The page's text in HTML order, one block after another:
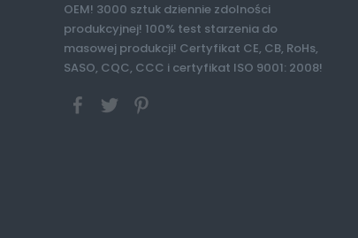
OEM! 3000 sztuk dziennie zdolności
produkcyjnej! 100% test starzenia do
masowej produkcji! Certyfikat CE, CB, RoHs,
SASO, CQC, CCC i certyfikat ISO 9001: 2008!